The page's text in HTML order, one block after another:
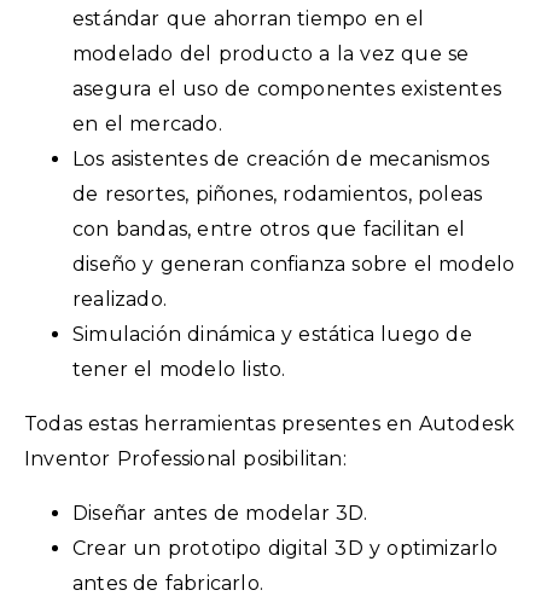
estándar que ahorran tiempo en el
modelado del producto a la vez que se
asegura el uso de componentes existentes
en el mercado.
Los asistentes de creación de mecanismos
de resortes, piñones, rodamientos, poleas
con bandas, entre otros que facilitan el
diseño y generan confianza sobre el modelo
realizado.
Simulación dinámica y estática luego de
tener el modelo listo.
Todas estas herramientas presentes en Autodesk
Inventor Professional posibilitan:
Diseñar antes de modelar 3D.
Crear un prototipo digital 3D y optimizarlo
antes de fabricarlo.